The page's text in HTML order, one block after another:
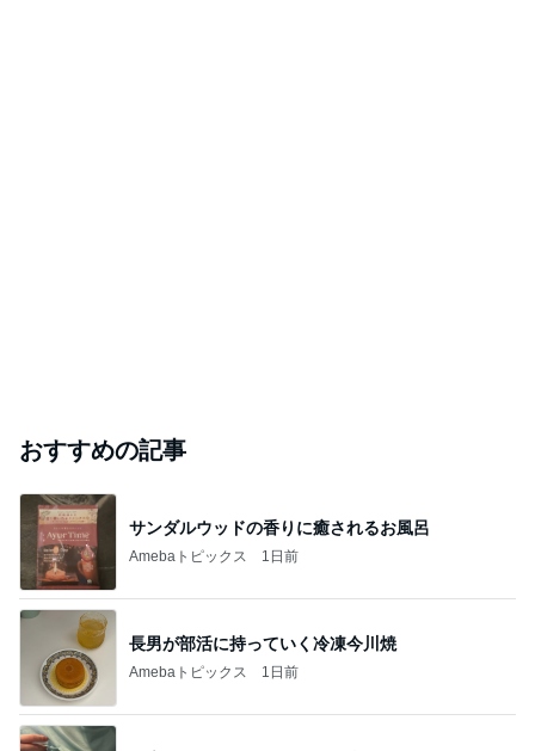
おすすめの記事
サンダルウッドの香りに癒されるお風呂
Amebaトピックス 1日前
長男が部活に持っていく冷凍今川焼
Amebaトピックス 1日前